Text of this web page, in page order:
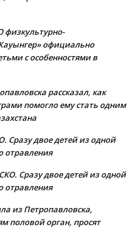
физкультурно-
официально
с особенностями в
рассказал, как
помогло ему стать одним
Сразу двое детей из одной
отравления
Сразу двое детей из одной
отравления
из Петропавловска,
половой орган, просят